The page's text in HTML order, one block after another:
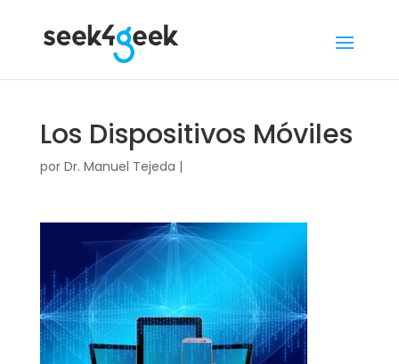
Los Dispositivos Móviles
por Dr. Manuel Tejeda |